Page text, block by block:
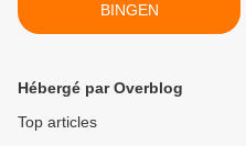
BINGEN
Hébergé par Overblog
Top articles